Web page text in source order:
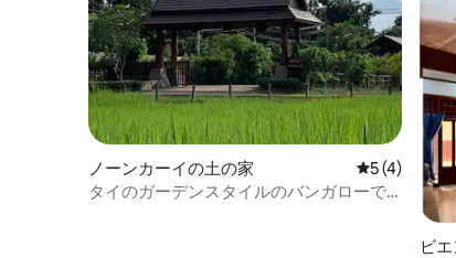
ノーンカーイの土の家 レビュー4件
5 (4)
タイのガーデンスタイルのバンガローで
ビ